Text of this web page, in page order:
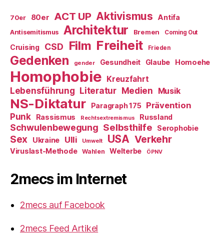
70er 80er ACT UP Aktivismus Antifa
Antisemitismus Architektur Bremen Coming Out
Cruising CSD Film Freiheit Frieden
Gedenken gender Gesundheit Glaube Homoehe
Homophobie Kreuzfahrt
Lebensführung Literatur Medien Musik
NS-Diktatur Paragraph 175
Prävention
Punk
Rassismus Rechtsextremismus Russland
Schwulenbewegung Selbsthilfe Serophobie
Sex Ukraine Ulli Umwelt USA Verkehr
Viruslast-Methode Wahlen Welterbe ÖPNV
2mecs im Internet
2mecs auf Facebook
2mecs Feed Artikel